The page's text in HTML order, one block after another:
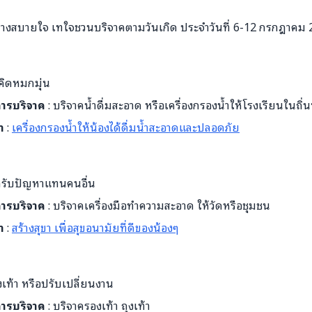
สบายใจ เทใจชวนบริจาคตามวันเกิด ประจำวันที่ 6-12 กรกฎาคม
ดหมกมุ่น
รบริจาค: บริจาคน้ำดื่มสะอาด หรือเครื่องกรองน้ำให้โรงเรียนในถิ่
: เครื่องกรองน้ำให้น้องได้ดื่มน้ำสะอาดและปลอดภัย
บปัญหาแทนคนอื่น
รบริจาค: บริจาคเครื่องมือทำความสะอาด ให้วัดหรือชุมชน
:สร้างสุขา เพื่อสุขอนามัยที่ดีของน้องๆ
ท้า หรือปรับเปลี่ยนงาน
รบริจาค: บริจาครองเท้า ถุงเท้า